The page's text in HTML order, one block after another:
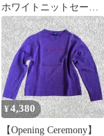
ホワイトニットセータ
ーフリーサイズ
¥4,380
【Opening Ceremony】